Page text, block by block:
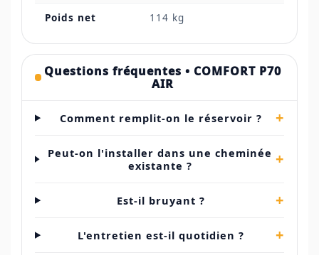
Poids net 114 kg
Questions fréquentes • COMFORT P70
AIR
Comment remplit-on le réservoir ? +
Peut-on l'installer dans une cheminée
existante ?
+
Est-il bruyant ? +
L'entretien est-il quotidien ? +